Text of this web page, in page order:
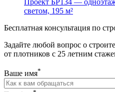
Проект БР134 —
светом, 195 м²
Бесплатная консультация по
Задайте любой вопрос о
от плотников с 25 летним
Ваше имя*